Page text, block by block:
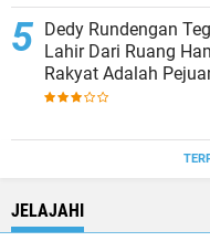
Dedy Rundengan
Lahir Dari Ruang
Rakyat Adalah
JELAJAHI